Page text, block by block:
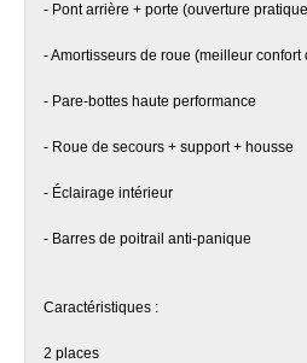
- Pont arrière + porte (ouverture
- Amortisseurs de roue (meilleur confort
- Pare-bottes haute performance
- Roue de secours + support + housse
- Éclairage intérieur
- Barres de poitrail anti-panique
Caractéristiques :
2 places